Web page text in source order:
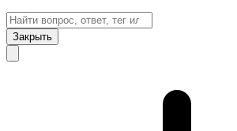
Закрыть